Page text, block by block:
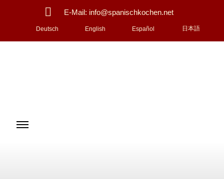
E-Mail: info@spanischkochen.net
Deutsch English Español 日本語